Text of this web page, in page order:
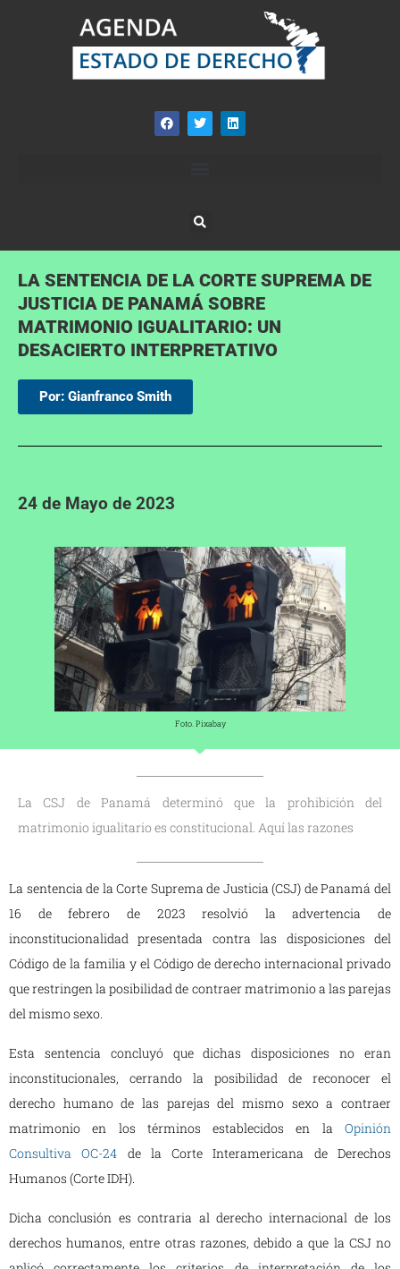
LA SENTENCIA DE LA CORTE SUPREMA DE
JUSTICIA DE PANAMÁ SOBRE
MATRIMONIO IGUALITARIO: UN
DESACIERTO INTERPRETATIVO
Por: Gianfranco Smith
24 de Mayo de 2023
Foto. Pixabay
La CSJ de Panamá determinó que la prohibición del
matrimonio igualitario es constitucional. Aquí las razones
La sentencia de la Corte Suprema de Justicia (CSJ) de Panamá del
16 de febrero de 2023 resolvió la advertencia de
inconstitucionalidad presentada contra las disposiciones del
Código de la familia y el Código de derecho internacional privado
que restringen la posibilidad de contraer matrimonio a las parejas
del mismo sexo.
Esta sentencia concluyó que dichas disposiciones no eran
inconstitucionales, cerrando la posibilidad de reconocer el
derecho humano de las parejas del mismo sexo a contraer
matrimonio en los términos establecidos en la
Opinión
Consultiva OC-24
de la Corte Interamericana de Derechos
Humanos (Corte IDH).
Dicha conclusión es contraria al derecho internacional de los
derechos humanos, entre otras razones, debido a que la CSJ no